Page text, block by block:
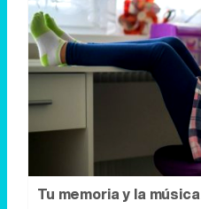
Tu memoria y la música